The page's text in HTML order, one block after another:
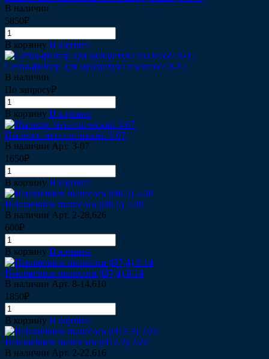
В наличии
5850₽
В корзину В корзине
Сетка-фильтр для мундштука пылесоса 8-12
В наличии
По запросу₽
В корзину В корзине
Пылесос металлический 3-07
В наличии Арт. 3-07
1650₽
В корзину В корзине
Наконечник пылесоса (Ø8.5) 2-28
В наличии Арт. 2-28,626
600₽
В корзину В корзине
Наконечник пылесоса (Ø7,4) 8-14
В наличии Арт. 8-14,610
1850₽
В корзину В корзине
Наконечник пылесоса (Ø12.3) 2-22
В наличии Арт. 2-22,616